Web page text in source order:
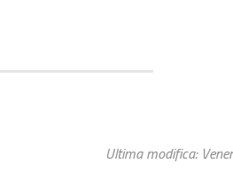
Ultima modifica: